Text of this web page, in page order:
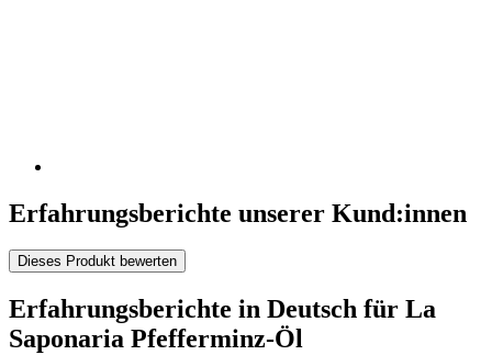
Erfahrungsberichte unserer Kund:innen
Dieses Produkt bewerten
Erfahrungsberichte in Deutsch für La
Saponaria Pfefferminz-Öl